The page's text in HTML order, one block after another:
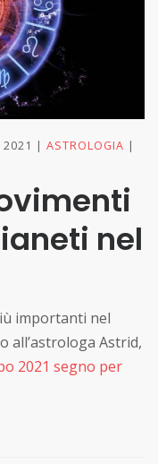
ASTROLOGIA
nel
importanti nel
all’astrologa Astrid,
2021 segno per